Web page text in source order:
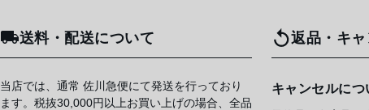
送料・配送について
当店では、通常 佐川急便にて発送を行っており
ます。税抜30,000円以上お買い上げの場合、全品
返品・キ
キャンセルにつ